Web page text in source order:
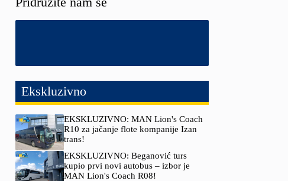
Ekskluzivno
EKSKLUZIVNO: MAN Lion's Coach
R10 za jačanje flote kompanije Izan
trans!
EKSKLUZIVNO: Beganović turs
kupio prvi novi autobus – izbor je
MAN Lion's Coach R08!